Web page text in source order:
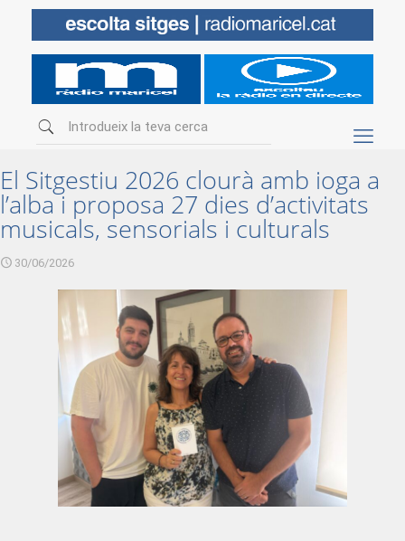
El Sitgestiu 2026 clourà amb ioga a
l’alba i proposa 27 dies d’activitats
musicals, sensorials i culturals
30/06/2026